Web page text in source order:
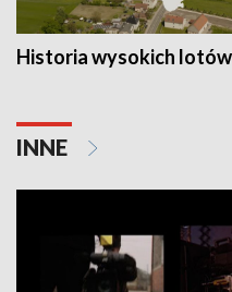
Historia wysokich lotów
INNE